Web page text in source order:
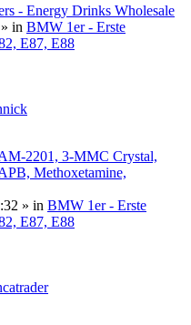
- Energy Drinks Wholesale
» in BMW 1er - Erste
E87, E88
2201, 3-MMC Crystal,
Methoxetamine,
» in BMW 1er - Erste
E87, E88